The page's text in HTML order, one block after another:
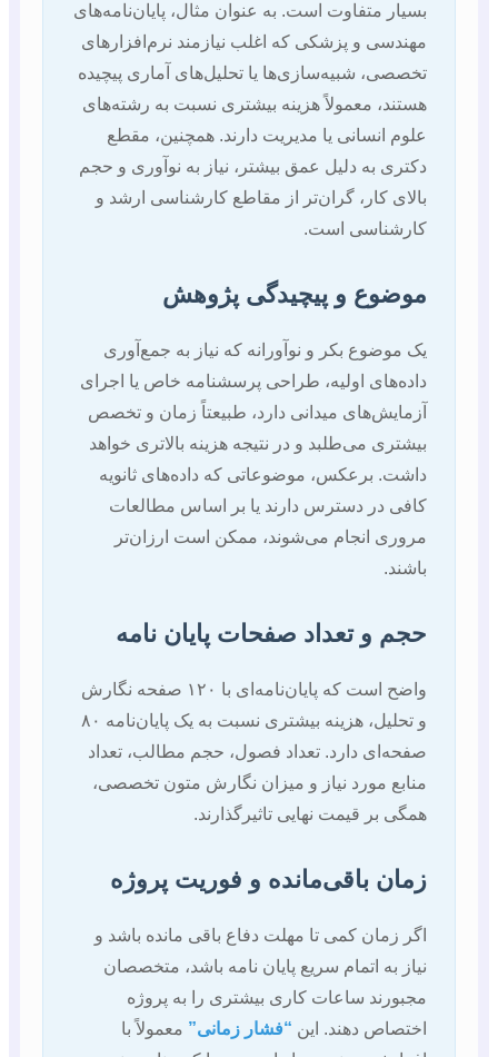
بسیار متفاوت است. به عنوان مثال، پایان‌نامه‌های
مهندسی و پزشکی که اغلب نیازمند نرم‌افزارهای
تخصصی، شبیه‌سازی‌ها یا تحلیل‌های آماری پیچیده
هستند، معمولاً هزینه بیشتری نسبت به رشته‌های
علوم انسانی یا مدیریت دارند. همچنین، مقطع
دکتری به دلیل عمق بیشتر، نیاز به نوآوری و حجم
بالای کار، گران‌تر از مقاطع کارشناسی ارشد و
کارشناسی است.
موضوع و پیچیدگی پژوهش
یک موضوع بکر و نوآورانه که نیاز به جمع‌آوری
داده‌های اولیه، طراحی پرسشنامه خاص یا اجرای
آزمایش‌های میدانی دارد، طبیعتاً زمان و تخصص
بیشتری می‌طلبد و در نتیجه هزینه بالاتری خواهد
داشت. برعکس، موضوعاتی که داده‌های ثانویه
کافی در دسترس دارند یا بر اساس مطالعات
مروری انجام می‌شوند، ممکن است ارزان‌تر
باشند.
حجم و تعداد صفحات پایان نامه
واضح است که پایان‌نامه‌ای با ۱۲۰ صفحه نگارش
و تحلیل، هزینه بیشتری نسبت به یک پایان‌نامه ۸۰
صفحه‌ای دارد. تعداد فصول، حجم مطالب، تعداد
منابع مورد نیاز و میزان نگارش متون تخصصی،
همگی بر قیمت نهایی تاثیرگذارند.
زمان باقی‌مانده و فوریت پروژه
اگر زمان کمی تا مهلت دفاع باقی مانده باشد و
نیاز به اتمام سریع پایان نامه باشد، متخصصان
مجبورند ساعات کاری بیشتری را به پروژه
اختصاص دهند. این“فشار زمانی” معمولاً با